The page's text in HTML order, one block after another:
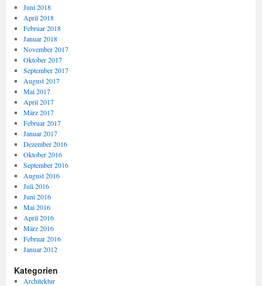
Juni 2018
April 2018
Februar 2018
Januar 2018
November 2017
Oktober 2017
September 2017
August 2017
Mai 2017
April 2017
März 2017
Februar 2017
Januar 2017
Dezember 2016
Oktober 2016
September 2016
August 2016
Juli 2016
Juni 2016
Mai 2016
April 2016
März 2016
Februar 2016
Januar 2012
Kategorien
Architektur